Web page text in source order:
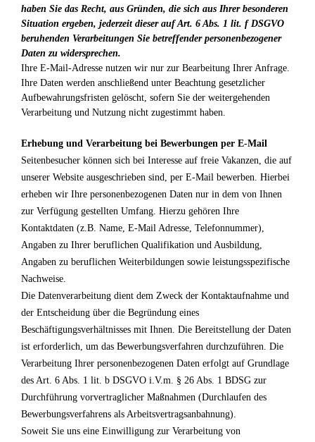
haben Sie das Recht, aus Gründen, die sich aus Ihrer besonderen
Situation ergeben, jederzeit dieser auf Art. 6 Abs. 1 lit. f DSGVO
beruhenden Verarbeitungen Sie betreffender personenbezogener
Daten zu widersprechen.
Ihre E-Mail-Adresse nutzen wir nur zur Bearbeitung Ihrer Anfrage.
Ihre Daten werden anschließend unter Beachtung gesetzlicher
Aufbewahrungsfristen gelöscht, sofern Sie der weitergehenden
Verarbeitung und Nutzung nicht zugestimmt haben.
Erhebung und Verarbeitung bei Bewerbungen per E-Mail
Seitenbesucher können sich bei Interesse auf freie Vakanzen, die auf
unserer Website ausgeschrieben sind, per E-Mail bewerben. Hierbei
erheben wir Ihre personenbezogenen Daten nur in dem von Ihnen
zur Verfügung gestellten Umfang. Hierzu gehören Ihre
Kontaktdaten (z.B. Name, E-Mail Adresse, Telefonnummer),
Angaben zu Ihrer beruflichen Qualifikation und Ausbildung,
Angaben zu beruflichen Weiterbildungen sowie leistungsspezifische
Nachweise.
Die Datenverarbeitung dient dem Zweck der Kontaktaufnahme und
der Entscheidung über die Begründung eines
Beschäftigungsverhältnisses mit Ihnen. Die Bereitstellung der Daten
ist erforderlich, um das Bewerbungsverfahren durchzuführen. Die
Verarbeitung Ihrer personenbezogenen Daten erfolgt auf Grundlage
des Art. 6 Abs. 1 lit. b DSGVO i.V.m. § 26 Abs. 1 BDSG zur
Durchführung vorvertraglicher Maßnahmen (Durchlaufen des
Bewerbungsverfahrens als Arbeitsvertragsanbahnung).
Soweit Sie uns eine Einwilligung zur Verarbeitung von